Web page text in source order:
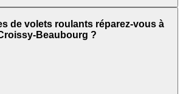
de volets roulants réparez-vous à
Beaubourg ?